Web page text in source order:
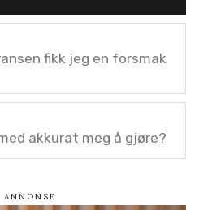
fikk jeg en forsmak
akkurat meg å gjøre?